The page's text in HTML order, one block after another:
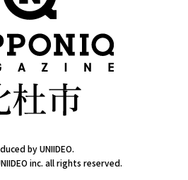
by UNIIDEO.
inc. all rights reserved.